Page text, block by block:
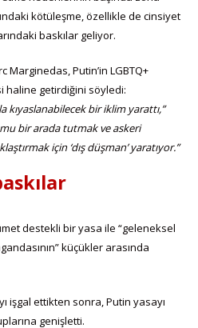
kötüleşme, özellikle de cinsiyet
baskılar geliyor.
Marginedas, Putin’in LGBTQ+
haline getirdiğini söyledi:
kıyaslanabilecek bir iklim yarattı,”
bir arada tutmak ve askeri
için ‘dış düşman’ yaratıyor.”
destekli bir yasa ile “geleneksel
küçükler arasında
işgal ettikten sonra, Putin yasayı
genişletti.